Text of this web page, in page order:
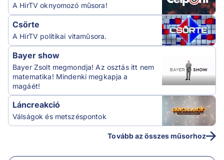
A HírTV oknyomozó műsora!
Csörte
A HírTV politikai vitaműsora.
Bayer show
Bayer Zsolt megmondja! Az osztás itt nem
matematika! Mindenki megkapja a
magáét!
Láncreakció
Válságok és metszéspontok
Tovább az összes műsorhoz